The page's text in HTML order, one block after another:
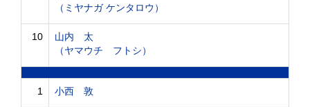
（ミヤナガ ケンタロウ）
10
山内 太
（ヤマウチ フトシ）
1 小西 敦